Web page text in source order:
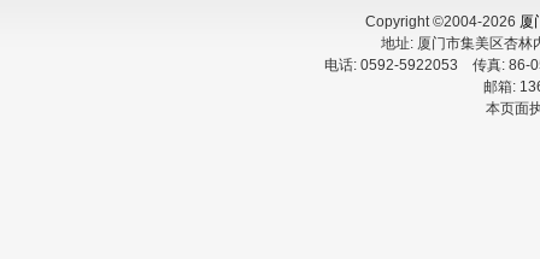
Copyright ©2004-2026 厦
地址: 厦门市集美区杏
电话: 0592-5922053 传真: 86-
邮箱:
本页面